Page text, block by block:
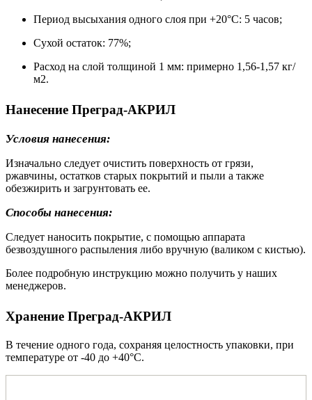
Период высыхания одного слоя при +20°С: 5 часов;
Сухой остаток: 77%;
Расход на слой толщиной 1 мм: примерно 1,56-1,57 кг/
м2.
Нанесение Преград-АКРИЛ
Условия нанесения:
Изначально следует очистить поверхность от грязи,
ржавчины, остатков старых покрытий и пыли а также
обезжирить и загрунтовать ее.
Способы нанесения:
Следует наносить покрытие, с помощью аппарата
безвоздушного распыления либо вручную (валиком с кистью).
Более подробную инструкцию можно получить у наших
менеджеров.
Хранение Преград-АКРИЛ
В течение одного года, сохраняя целостность упаковки, при
температуре от -40 до +40°С.